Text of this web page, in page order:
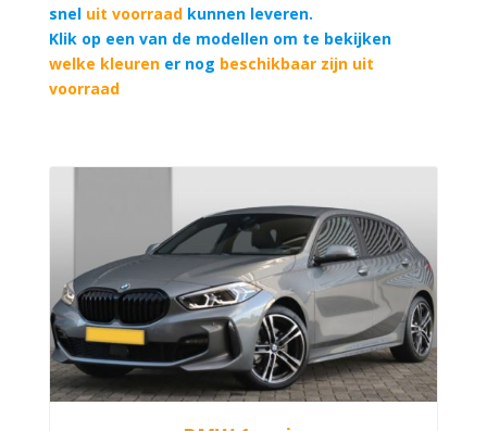
snel uit voorraadkunnen leveren.
Klik op een van de modellen om te bekijken
welke kleurener nog beschikbaar zijn uit
voorraad